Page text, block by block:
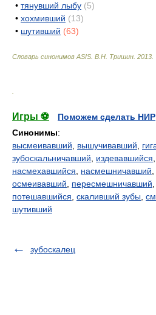
• тянувший лыбу (5)
• хохмивший (13)
• шутивший (63)
Словарь синонимов ASIS. В.Н. Тришин 2013
Игры ⚽
Поможем сделать НИР
Синонимы:
высмеивавший
вышучивавший
зубоскальничавший
издевавшийся
насмехавшийся
насмешничавший
осмеивавший
пересмешничавший
потешавшийся скаливший зубы
шутивший
зубоскалец